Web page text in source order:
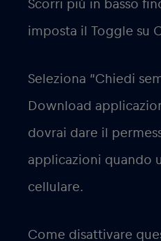
Scorri più in basso
imposta il Toggle su
Seleziona “Chiedi
Download
dovrai dare il
applicazioni quando
cellulare.
Come disattivare